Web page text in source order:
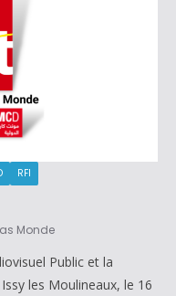
RFI
Monde
Public et la
les Moulineaux, le 16